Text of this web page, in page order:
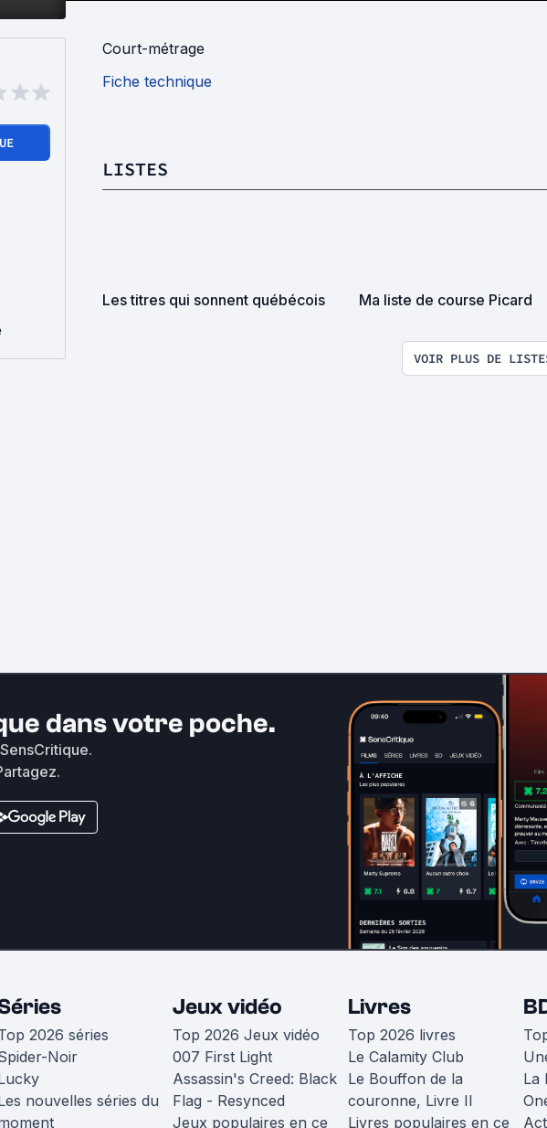
Court-métrage
Fiche technique
LISTES
Les titres qui sonnent québécois Ma liste de course Picard
VOIR PLUS DE
dans votre poche.
2026 séries
Noir
nouvelles séries du
Jeux vidéo
Top 2026 Jeux vidéo
007 First Light
Assassin's Creed: Black
Flag - Resynced
Jeux populaires en ce
Livres
Top 2026 livres
Le Calamity Club
Le Bouffon de la
couronne, Livre II
Livres populaires en ce
La